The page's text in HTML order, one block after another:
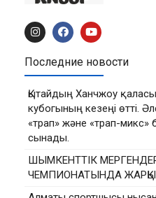
Последние новости
Қытайдың Ханчжоу
кубогының кезеңі өтті.
«трап» және «трап-
сынады.
ШЫМКЕНТТІК
ЧЕМПИОНАТЫНДА